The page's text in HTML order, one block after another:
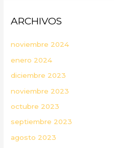
ARCHIVOS
noviembre 2024
enero 2024
diciembre 2023
noviembre 2023
octubre 2023
septiembre 2023
agosto 2023